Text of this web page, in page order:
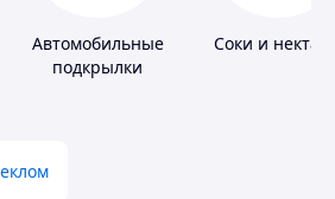
Автомобильные
подкрылки
Соки и